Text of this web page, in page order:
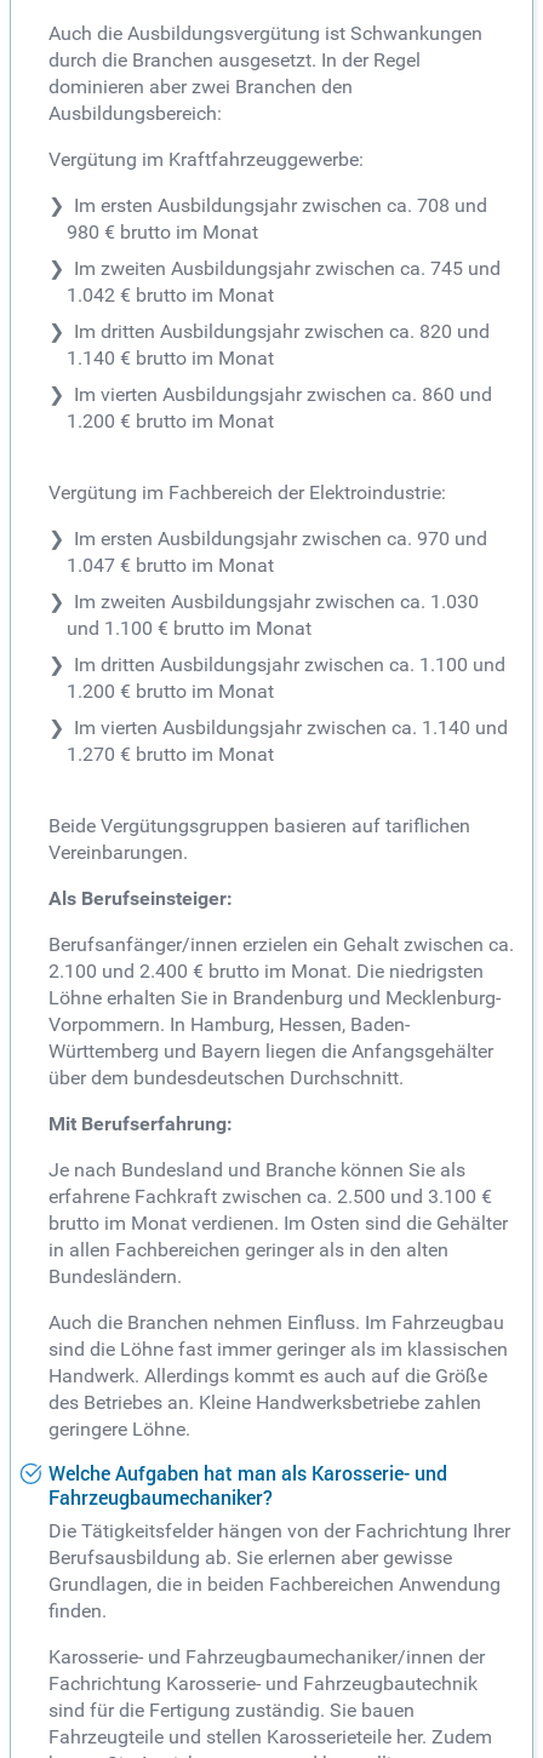
Auch die Ausbildungsvergütung ist Schwankungen
durch die Branchen ausgesetzt. In der Regel
dominieren aber zwei Branchen den
Ausbildungsbereich:
Vergütung im Kraftfahrzeuggewerbe:
Im ersten Ausbildungsjahr zwischen ca. 708 und
980 € brutto im Monat
Im zweiten Ausbildungsjahr zwischen ca. 745 und
1.042 € brutto im Monat
Im dritten Ausbildungsjahr zwischen ca. 820 und
1.140 € brutto im Monat
Im vierten Ausbildungsjahr zwischen ca. 860 und
1.200 € brutto im Monat
Vergütung im Fachbereich der Elektroindustrie:
Im ersten Ausbildungsjahr zwischen ca. 970 und
1.047 € brutto im Monat
Im zweiten Ausbildungsjahr zwischen ca. 1.030
und 1.100 € brutto im Monat
Im dritten Ausbildungsjahr zwischen ca. 1.100 und
1.200 € brutto im Monat
Im vierten Ausbildungsjahr zwischen ca. 1.140 und
1.270 € brutto im Monat
Beide Vergütungsgruppen basieren auf tariflichen
Vereinbarungen.
Als Berufseinsteiger:
Berufsanfänger/innen erzielen ein Gehalt zwischen ca.
2.100 und 2.400 € brutto im Monat. Die niedrigsten
Löhne erhalten Sie in Brandenburg und Mecklenburg-
Vorpommern. In Hamburg, Hessen, Baden-
Württemberg und Bayern liegen die Anfangsgehälter
über dem bundesdeutschen Durchschnitt.
Mit Berufserfahrung:
Je nach Bundesland und Branche können Sie als
erfahrene Fachkraft zwischen ca. 2.500 und 3.100 €
brutto im Monat verdienen. Im Osten sind die Gehälter
in allen Fachbereichen geringer als in den alten
Bundesländern.
Auch die Branchen nehmen Einfluss. Im Fahrzeugbau
sind die Löhne fast immer geringer als im klassischen
Handwerk. Allerdings kommt es auch auf die Größe
des Betriebes an. Kleine Handwerksbetriebe zahlen
geringere Löhne.
Welche Aufgaben hat man als Karosserie- und
Fahrzeugbaumechaniker?
Die Tätigkeitsfelder hängen von der Fachrichtung Ihrer
Berufsausbildung ab. Sie erlernen aber gewisse
Grundlagen, die in beiden Fachbereichen Anwendung
finden.
Karosserie- und Fahrzeugbaumechaniker/innen der
Fachrichtung Karosserie- und Fahrzeugbautechnik
sind für die Fertigung zuständig. Sie bauen
Fahrzeugteile und stellen Karosserieteile her. Zudem